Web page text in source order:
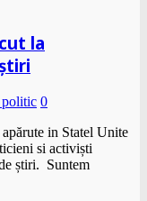
la
politic 0
in Statel Unite
si activiști
știri. Suntem